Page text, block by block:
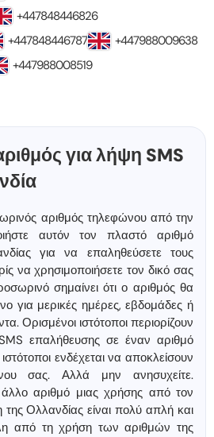
+447848446826
+447848446787
+447988009638
+447988008519
για λήψη SMS
αριθμός τηλεφώνου από την
αυτόν τον πλαστό αριθμό
για να επαληθεύσετε τους
να χρησιμοποιήσετε τον δικό σας
σημαίνει ότι ο αριθμός θα
για μερικές ημέρες, εβδομάδες ή
Ορισμένοι ιστότοποι περιορίζουν
επαλήθευσης σε έναν αριθμό
ενδέχεται να αποκλείσουν
σας. Αλλά μην ανησυχείτε.
αριθμό μιας χρήσης από τον
Ολλανδίας είναι πολύ απλή και
από τη χρήση των αριθμών της